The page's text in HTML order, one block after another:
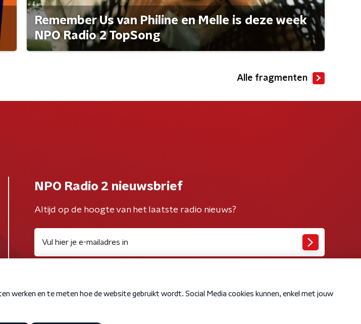
Remember Us van Philine en Melle is deze week
NPO Radio 2 TopSong
Alle fragmenten
NPO Radio 2 nieuwsbrief
Altijd op de hoogte van het laatste radio nieuws?